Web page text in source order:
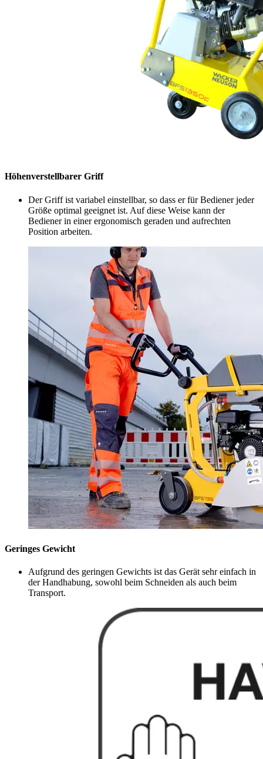
Höhenverstellbarer Griff
Der Griff ist variabel einstellbar, so dass er für Bediener jeder
Größe optimal geeignet ist. Auf diese Weise kann der
Bediener in einer ergonomisch geraden und aufrechten
Position arbeiten.
Geringes Gewicht
Aufgrund des geringen Gewichts ist das Gerät sehr einfach in
der Handhabung, sowohl beim Schneiden als auch beim
Transport.